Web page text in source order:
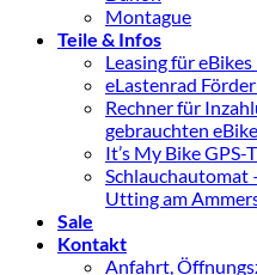
Montague
Teile & Infos
Leasing für
eLastenrad
Rechner für
gebrauchten
It’s My Bike
Schlauchautomat
Utting am
Sale
Kontakt
Anfahrt,